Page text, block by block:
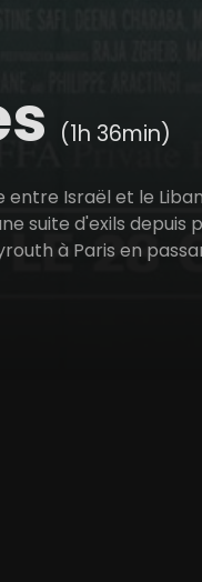
(1h 36min)
entre Israël et le
suite d'exils
à Paris en